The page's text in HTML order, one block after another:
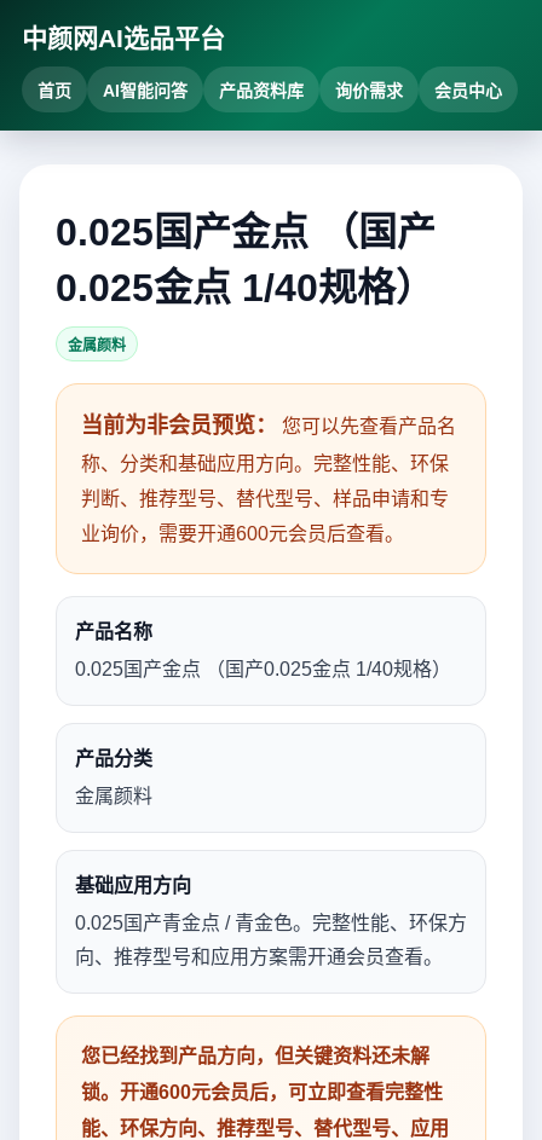
中颜网AI选品平台
首页 AI智能问答 产品资料库 询价需求 会员中心
0.025国产金点 （国产
0.025金点 1/40规格）
金属颜料
当前为非会员预览：
您可以先查看产品名
称、分类和基础应用方向。完整性能、环保
判断、推荐型号、替代型号、样品申请和专
业询价，需要开通600元会员后查看。
产品名称
0.025国产金点 （国产0.025金点 1/40规格）
产品分类
金属颜料
基础应用方向
0.025国产青金点 / 青金色。完整性能、环保方
向、推荐型号和应用方案需开通会员查看。
您已经找到产品方向，但关键资料还未解
锁。开通600元会员后，可立即查看完整性
能、环保方向、推荐型号、替代型号、应用